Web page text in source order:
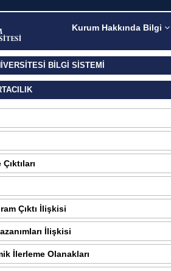
Kurum Hakkında Bilgi
BİLGİ SİSTEMİ
Çıktı İlişkisi
İlişkisi
İlerleme Olanakları